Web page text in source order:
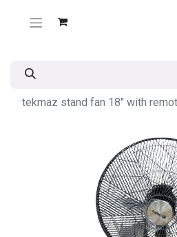
tekmaz stand fan 18" with